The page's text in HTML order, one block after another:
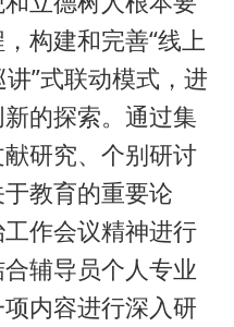
构建和完善“线上
”式联动模式，进
的探索。通过集
研究、个别研讨
教育的重要论
作会议精神进行
辅导员个人专业
内容进行深入研